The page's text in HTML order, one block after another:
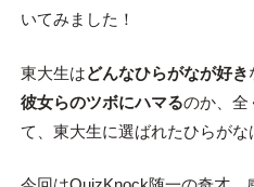
いてみました！
東大生はどんなひらがなが好き
彼女らのツボにハマるのか、全
て、東大生に選ばれたひらがな